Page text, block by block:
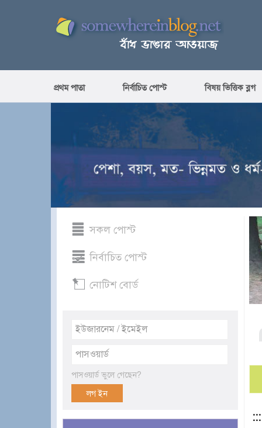
প্রথম পাতা নির্বাচিত পোস্ট বিষয় ভিত্তিক ব্লগ
সকল পোস্ট
নির্বাচিত পোস্ট
নোটিশ বোর্ড
পাসওয়ার্ড ভুলে গেছেন?